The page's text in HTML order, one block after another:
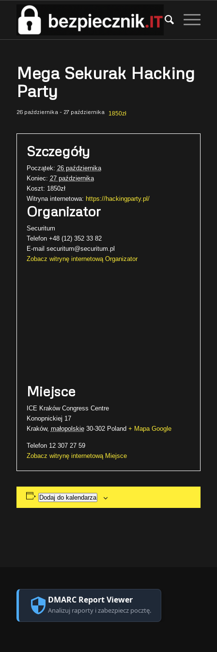
Mega Sekurak Hacking
Party
26 października- 27 października 1850zł
Szczegóły
Początek: 26 października
Koniec: 27 października
Koszt: 1850zł
Witryna internetowa: https://hackingparty.pl/
Organizator
Securitum
Telefon +48 (12) 352 33 82
E-mail securitum@securitum.pl
Zobacz witrynę internetową Organizator
Miejsce
ICE Kraków Congress Centre
Konopnickiej 17
Kraków, małopolskie 30-302 Poland + Mapa Google
Telefon 12 307 27 59
Zobacz witrynę internetową Miejsce
Dodaj do kalendarza
DMARC Report Viewer
Analizuj raporty i zabezpiecz pocztę.